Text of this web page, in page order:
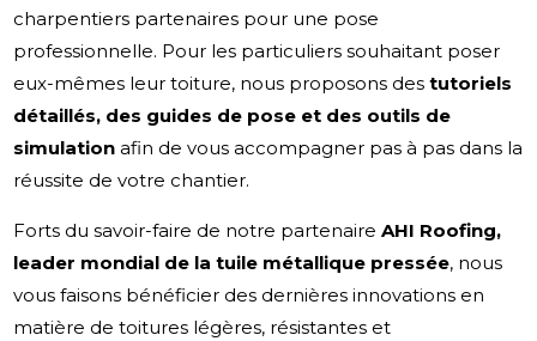
charpentiers partenaires pour une pose
professionnelle. Pour les particuliers souhaitant poser
eux-mêmes leur toiture, nous proposons destutoriels
détaillés, des guides de pose et des outils de
simulation afin de vous accompagner pas à pas dans la
réussite de votre chantier.
Forts du savoir-faire de notre partenaireAHI Roofing,
leader mondial de la tuile métallique pressée, nous
vous faisons bénéficier des dernières innovations en
matière de toitures légères, résistantes et